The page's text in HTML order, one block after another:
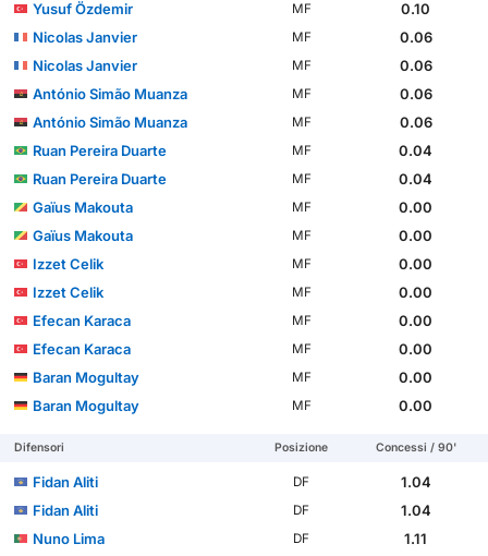
Yusuf Özdemir MF
0.10
Nicolas Janvier
MF
0.06
Nicolas Janvier
MF
0.06
António Simão Muanza
MF
0.06
António Simão Muanza
MF
0.06
Ruan Pereira Duarte
MF
0.04
Ruan Pereira Duarte
MF
0.04
Gaïus Makouta
MF
0.00
Gaïus Makouta
MF
0.00
Izzet Celik
MF
0.00
Izzet Celik
MF
0.00
Efecan Karaca
MF
0.00
Efecan Karaca
MF
0.00
Baran Mogultay
MF
0.00
Baran Mogultay
MF 0.00
Difensori Posizione Concessi / 90'
Fidan Aliti DF
1.04
Fidan Aliti
DF
1.04
Nuno Lima
DF
1.11